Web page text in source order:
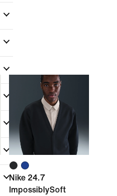
Nike 24.7
ImpossiblySoft